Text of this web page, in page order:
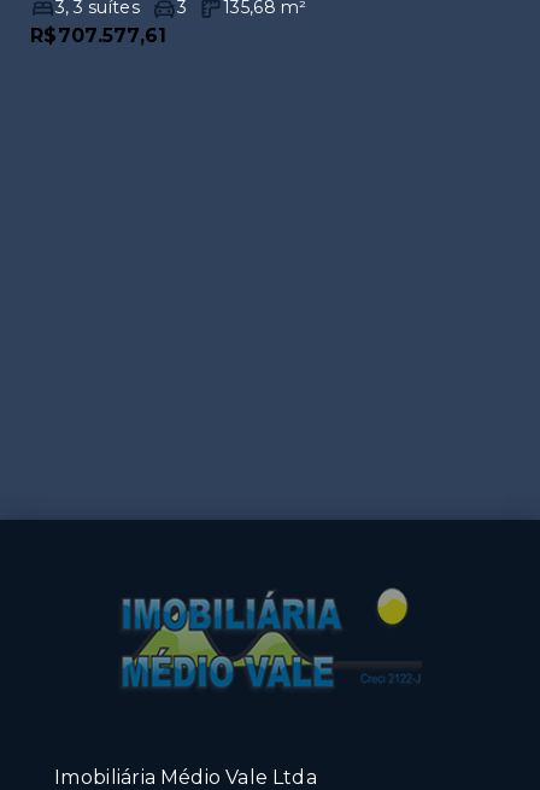
3,3 suítes 3 135,68 m²
R$707.577,61
Imobiliária Médio Vale Ltda